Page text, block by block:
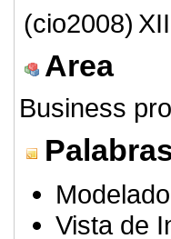
(cio2008)
Area
Business
Vista de